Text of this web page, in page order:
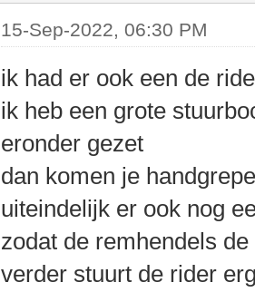
15-Sep-2022, 06:30 PM
ik had er ook een de
ik heb een grote
eronder gezet
dan komen je
uiteindelijk er ook nog
zodat de remhendels
verder stuurt de rider